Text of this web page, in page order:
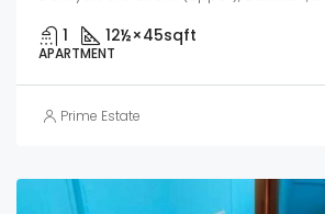
1 12½×45sqft
APARTMENT
Prime Estate